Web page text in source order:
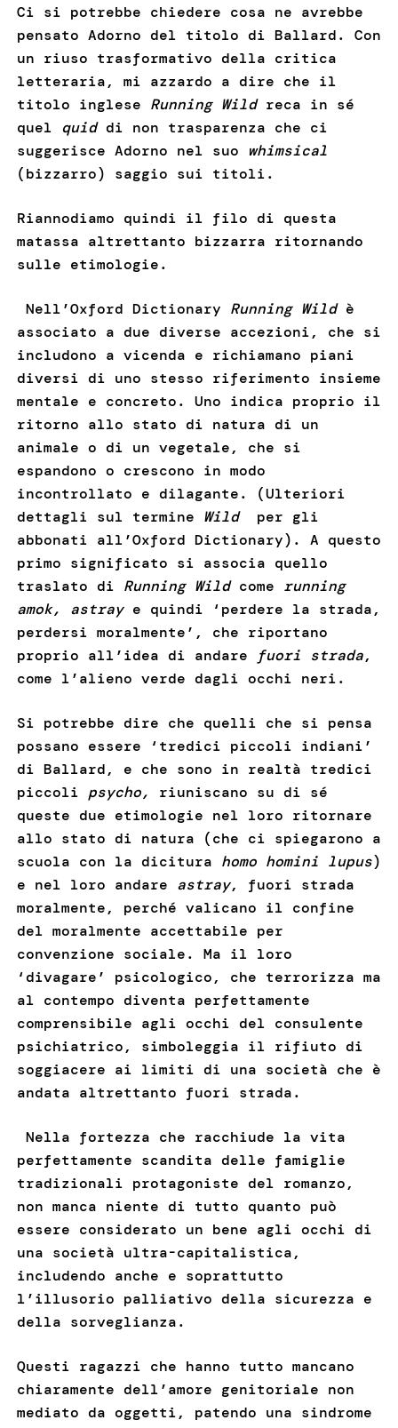
Ci si potrebbe chiedere cosa ne avrebbe
pensato Adorno del titolo di Ballard. Con
un riuso trasformativo della critica
letteraria, mi azzardo a dire che il
titolo inglese Running Wildreca in sé
quel quiddi non trasparenza che ci
suggerisce Adorno nel suo whimsical
(bizzarro) saggio sui titoli.
Riannodiamo quindi il filo di questa
matassa altrettanto bizzarra ritornando
sulle etimologie.
Nell’Oxford Dictionary Running Wild è
associato a due diverse accezioni, che si
includono a vicenda e richiamano piani
diversi di uno stesso riferimento insieme
mentale e concreto. Uno indica proprio il
ritorno allo stato di natura di un
animale o di un vegetale, che si
espandono o crescono in modo
incontrollato e dilagante. (Ulteriori
dettagli sul termine Wildper gli
abbonati all’Oxford Dictionary). A questo
primo significato si associa quello
traslato di Running Wild come running
amok, astray e quindi ‘perdere la strada,
perdersi moralmente’, che riportano
proprio all’idea di andare
fuori strada,
come l’alieno verde dagli occhi neri.
Si potrebbe dire che quelli che si pensa
possano essere ‘tredici piccoli indiani’
di Ballard, e che sono in realtà tredici
piccoli psycho,
riuniscano su di sé
queste due etimologie nel loro ritornare
allo stato di natura (che ci spiegarono a
scuola con la dicitura homo homini lupus)
e nel loro andare astray, fuori strada
moralmente, perché valicano il confine
del moralmente accettabile per
convenzione sociale. Ma il loro
‘divagare’ psicologico, che terrorizza ma
al contempo diventa perfettamente
comprensibile agli occhi del consulente
psichiatrico, simboleggia il rifiuto di
soggiacere ai limiti di una società che è
andata altrettanto fuori strada.
Nella fortezza che racchiude la vita
perfettamente scandita delle famiglie
tradizionali protagoniste del romanzo,
non manca niente di tutto quanto può
essere considerato un bene agli occhi di
una società ultra-capitalistica,
includendo anche e soprattutto
l’illusorio palliativo della sicurezza e
della sorveglianza.
Questi ragazzi che hanno tutto mancano
chiaramente dell’amore genitoriale non
mediato da oggetti, patendo una sindrome